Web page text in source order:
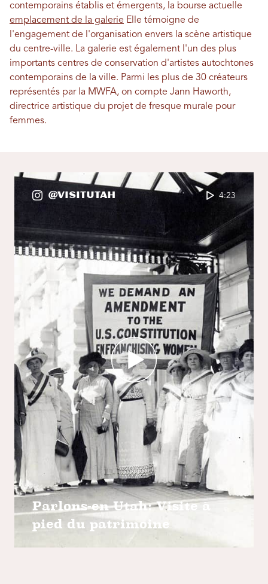
contemporains établis et émergents, la bourse actuelle
emplacement de la galerie Elle témoigne de
l'engagement de l'organisation envers la scène artistique
du centre-ville. La galerie est également l'un des plus
importants centres de conservation d'artistes autochtones
contemporains de la ville. Parmi les plus de 30 créateurs
représentés par la MWFA, on compte Jann Haworth,
directrice artistique du projet de fresque murale pour
femmes.
@VisitUtah 4:23
Parlons-en Utah: Visite à
pied du patrimoine